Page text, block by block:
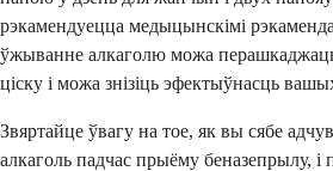
рэкамендуецца медыцынскімі
ўжыванне алкаголю можа
ціску і можа знізіць эфектыўнасць
Звяртайце ўвагу на тое, як вы сябе
алкаголь падчас прыёму беназепрылу, і